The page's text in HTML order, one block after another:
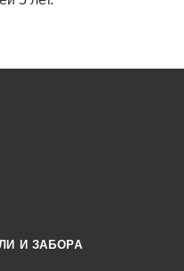
И ЗАБОРА